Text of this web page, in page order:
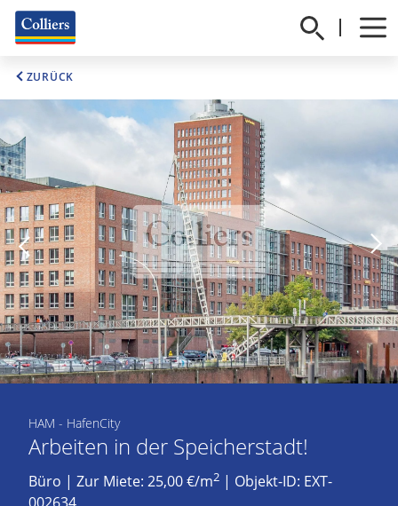
ZURÜCK
HAM - HafenCity
Arbeiten in der Speicherstadt!
Büro | Zur Miete: 25,00 €/m2 | Objekt-ID: EXT-